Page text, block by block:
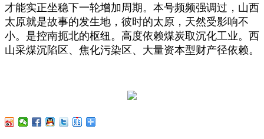
才能实正坐稳下一轮增加周期。本号频频强调过，山西
太原就是故事的发生地，彼时的太原，天然受影响不
小。是控南扼北的枢纽。高度依赖煤炭取沉化工业。西
山采煤沉陷区、焦化污染区、大量资本型财产径依赖。